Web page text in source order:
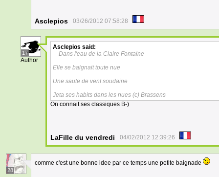
Asclepios 03/26/2012 07:58:28
17
Author
Asclepios said:
Dans l'eau de la Claire Fontaine
Elle se baignait toute nue
Une saute de vent soudaine
Jeta ses habits dans les nues (c) Brassens
On connait ses classiques B-)
LaFille du vendredi 04/02/2012 12:39:26
28
comme c'est une bonne idee par ce temps une petite baignade